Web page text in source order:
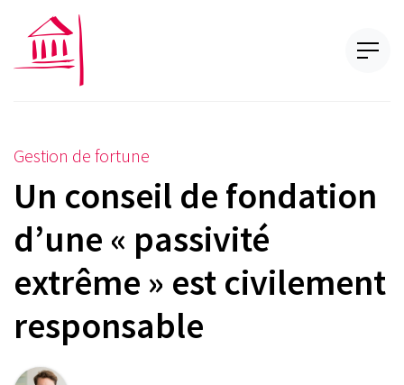
Gestion de fortune
Un conseil de fondation
d’une « passivité
extrême » est civilement
responsable